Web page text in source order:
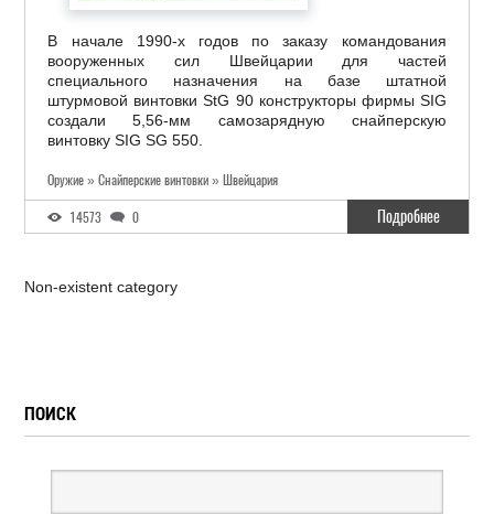
В начале 1990-х годов по заказу командования
вооруженных сил Швейцарии для частей
специального назначения на базе штатной
штурмовой винтовки StG 90 конструкторы фирмы SIG
создали 5,56-мм самозарядную снайперскую
винтовку SIG SG 550.
Оружие » Снайперские винтовки » Швейцария
14573 0 Подробнее
Non-existent category
ПОИСК